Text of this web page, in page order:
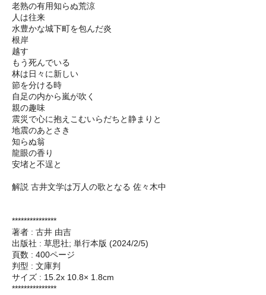
老熟の有用知らぬ荒涼
人は往来
水豊かな城下町を包んだ炎
根岸
越す
もう死んでいる
林は日々に新しい
節を分ける時
自足の内から嵐が吹く
親の趣味
震災で心に抱えこむいらだちと静まりと
地震のあとさき
知らぬ翁
龍眼の香り
安堵と不逞と
解説 古井文学は万人の歌となる 佐々木中
***************
著者 : 古井 由吉
出版社 : 草思社; 単行本版 (2024/2/5)
頁数 : 400ページ
判型 : 文庫判
サイズ : 15.2x 10.8× 1.8cm
***************